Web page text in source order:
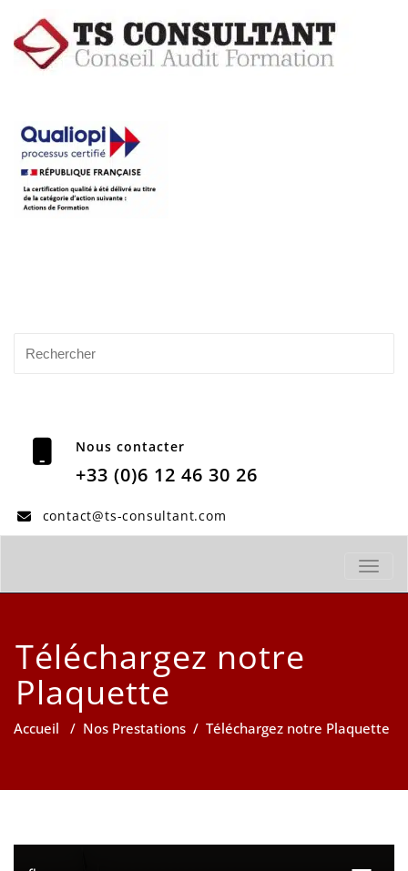
Nous contacter
+33 (0)6 12 46 30 26
contact@ts-consultant.com
Téléchargez notre
Plaquette
Accueil / Nos Prestations / Téléchargez notre Plaquette